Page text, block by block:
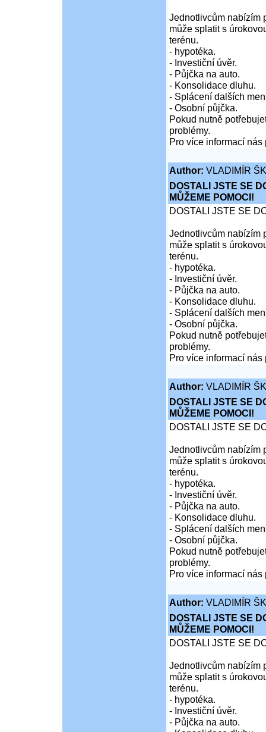
Jednotlivcům nabízím
může splatit s
terénu.
- hypotéka.
- Investiční úvěr.
- Půjčka na auto.
- Konsolidace dluhu.
- Splácení dalších
- Osobní půjčka.
Pokud nutně
problémy.
Pro více informací nás
Author: VLADIMÍR
DOSTALI JSTE SE
MŮŽEME POMOCI!
DOSTALI JSTE SE
Jednotlivcům nabízím
může splatit s
terénu.
- hypotéka.
- Investiční úvěr.
- Půjčka na auto.
- Konsolidace dluhu.
- Splácení dalších
- Osobní půjčka.
Pokud nutně
problémy.
Pro více informací nás
Author: VLADIMÍR
DOSTALI JSTE SE
MŮŽEME POMOCI!
DOSTALI JSTE SE
Jednotlivcům nabízím
může splatit s
terénu.
- hypotéka.
- Investiční úvěr.
- Půjčka na auto.
- Konsolidace dluhu.
- Splácení dalších
- Osobní půjčka.
Pokud nutně
problémy.
Pro více informací nás
Author: VLADIMÍR
DOSTALI JSTE SE
MŮŽEME POMOCI!
DOSTALI JSTE SE
Jednotlivcům nabízím
může splatit s
terénu.
- hypotéka.
- Investiční úvěr.
- Půjčka na auto.